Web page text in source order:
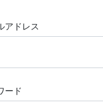
アドレス
ード